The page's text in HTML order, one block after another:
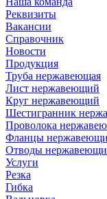
Реквизиты
Вакансии
Справочник
Новости
Продукция
Труба нержавеющая
Лист нержавеющий
Круг нержавеющий
Шестигранник
Проволока
Фланцы
Отводы
Услуги
Резка
Гибка